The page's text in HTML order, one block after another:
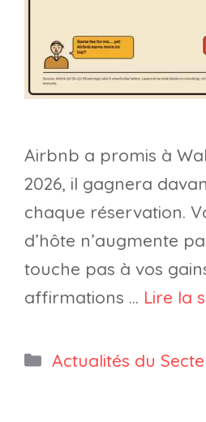
Airbnb a promis à
2026, il gagnera
chaque réservation.
d’hôte n’augmente
touche pas à vos
affirmations … Lire la
Catégories
Actualités du